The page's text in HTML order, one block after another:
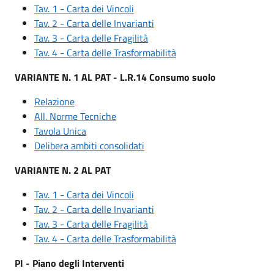
Tav. 1 - Carta dei Vincoli
Tav. 2 - Carta delle Invarianti
Tav. 3 - Carta delle Fragilità
Tav. 4 - Carta delle Trasformabilità
VARIANTE N. 1 AL PAT - L.R.14 Consumo suolo
Relazione
All. Norme Tecniche
Tavola Unica
Delibera ambiti consolidati
VARIANTE N. 2 AL PAT
Tav. 1 - Carta dei Vincoli
Tav. 2 - Carta delle Invarianti
Tav. 3 - Carta delle Fragilità
Tav. 4 - Carta delle Trasformabilità
PI - Piano degli Interventi